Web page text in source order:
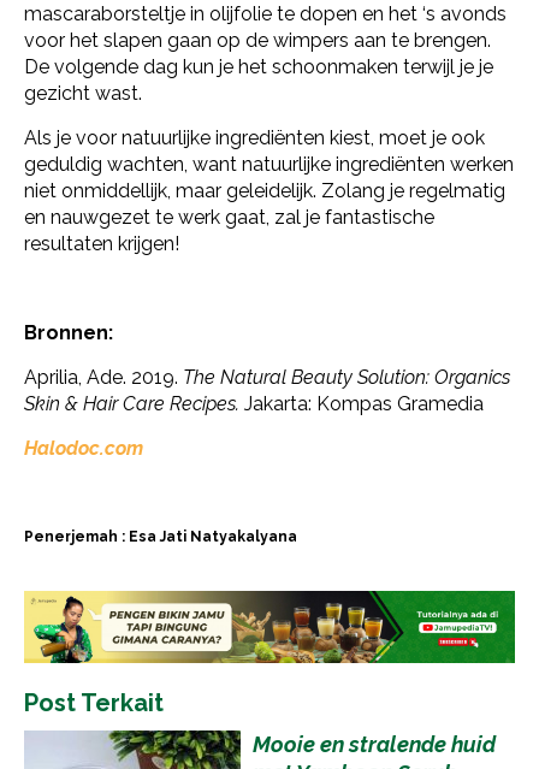
mascaraborsteltje in olijfolie te dopen en het ‘s avonds
voor het slapen gaan op de wimpers aan te brengen.
De volgende dag kun je het schoonmaken terwijl je je
gezicht wast.
Als je voor natuurlijke ingrediënten kiest, moet je ook
geduldig wachten, want natuurlijke ingrediënten werken
niet onmiddellijk, maar geleidelijk. Zolang je regelmatig
en nauwgezet te werk gaat, zal je fantastische
resultaten krijgen!
Bronnen:
Aprilia, Ade. 2019. The Natural Beauty Solution: Organics
Skin & Hair Care Recipes. Jakarta: Kompas Gramedia
Halodoc.com
Penerjemah : Esa Jati Natyakalyana
Post Terkait
Mooie en stralende huid